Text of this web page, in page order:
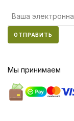
ОТПРАВИТЬ
Мы принимаем